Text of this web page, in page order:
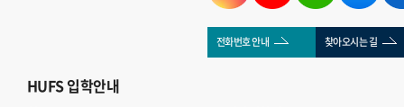
전화번호 안내 찾아오시는 길
HUFS입학안내